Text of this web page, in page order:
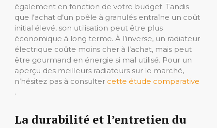
également en fonction de votre budget. Tandis
que l’achat d’un poêle à granulés entraîne un coût
initial élevé, son utilisation peut être plus
économique à long terme. À l’inverse, un radiateur
électrique coûte moins cher à l’achat, mais peut
être gourmand en énergie si mal utilisé. Pour un
aperçu des meilleurs radiateurs sur le marché,
n’hésitez pas à consulter cette étude comparative
.
La durabilité et l’entretien du